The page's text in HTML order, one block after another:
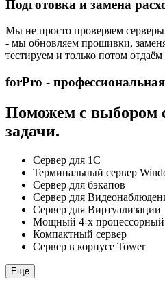
Подготовка и замена
Мы не просто проверяем
- мы обновляем прошивки,
тестируем и только потом
forPro -
Поможем с выбором
задачи.
Сервер для 1С
Терминальный сервер
Сервер для бэкапов
Сервер для
Сервер для Виртуализации
Мощный 4-х процессорный
Компактный сервер
Сервер в корпусе Tower
Еще